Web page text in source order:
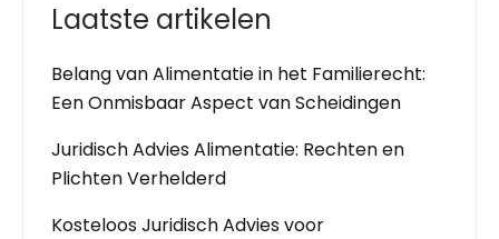
Laatste artikelen
Belang van Alimentatie in het Familierecht:
Een Onmisbaar Aspect van Scheidingen
Juridisch Advies Alimentatie: Rechten en
Plichten Verhelderd
Kosteloos Juridisch Advies voor